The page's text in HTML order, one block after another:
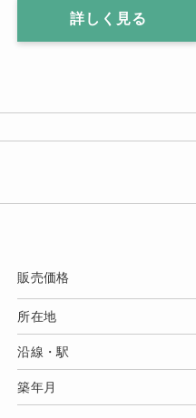
詳しく見る
販売価格
所在地
沿線・駅
築年月